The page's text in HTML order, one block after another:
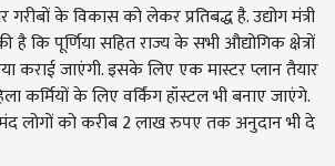
गरीबों के विकास को लेकर प्रतिबद्ध है. उद्योग मंत्री
है कि पूर्णिया सहित राज्य के सभी औद्योगिक क्षेत्रों
कराई जाएंगी. इसके लिए एक मास्टर प्लान तैयार
कर्मियों के लिए वर्किंग हॉस्टल भी बनाए जाएंगे.
लोगों को करीब 2 लाख रुपए तक अनुदान भी दे